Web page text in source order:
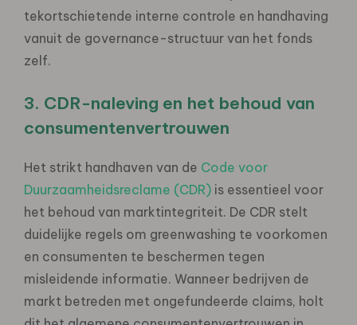
tekortschietende interne controle en handhaving
vanuit de governance-structuur van het fonds
zelf.
3. CDR-naleving en het behoud van
consumentenvertrouwen
Het strikt handhaven van de Code voor
Duurzaamheidsreclame (CDR) is essentieel voor
het behoud van marktintegriteit. De CDR stelt
duidelijke regels om greenwashing te voorkomen
en consumenten te beschermen tegen
misleidende informatie. Wanneer bedrijven de
markt betreden met ongefundeerde claims, holt